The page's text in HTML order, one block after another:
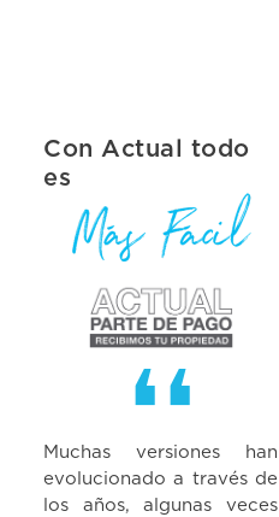
Con Actual todo
es
Muchas versiones han
evolucionado a través de
los años, algunas veces